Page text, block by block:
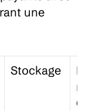
une
Stockage
Clés